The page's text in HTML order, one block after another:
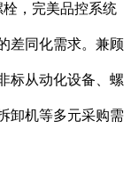
，完美品控系统
差同化需求。兼顾
标从动化设备、螺
卸机等多元采购需